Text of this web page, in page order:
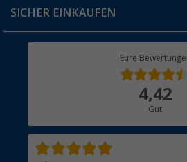
Rücksendung
SICHER EINKAUFEN
Eure
4,42
Gut